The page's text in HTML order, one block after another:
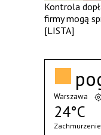
Kontrola
firmy mogą
[LISTA]
Warszawa
24°C